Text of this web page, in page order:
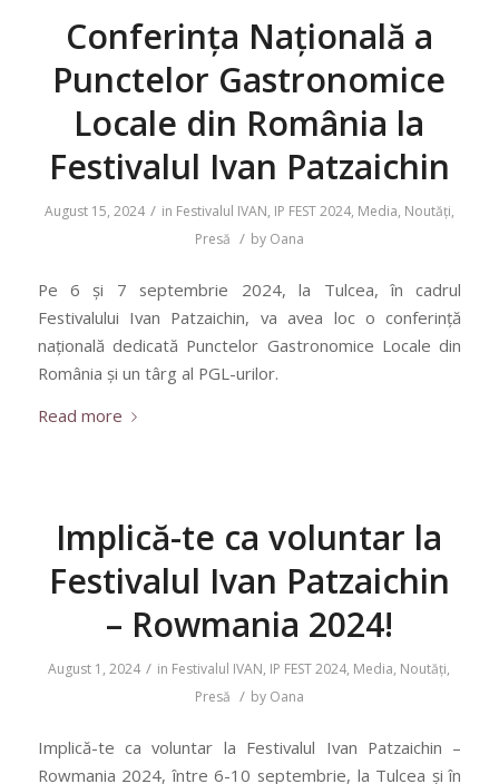
Conferința Națională a
Punctelor Gastronomice
Locale din România la
Festivalul Ivan Patzaichin
August 15, 2024 / in Festivalul IVAN, IP FEST 2024, Media, Noutăți,
Presă / by Oana
Pe 6 și 7 septembrie 2024, la Tulcea, în cadrul
Festivalului Ivan Patzaichin, va avea loc o conferință
națională dedicată Punctelor Gastronomice Locale din
România și un târg al PGL-urilor.
Read more
Implică-te ca voluntar la
Festivalul Ivan Patzaichin
– Rowmania 2024!
August 1, 2024 / in Festivalul IVAN, IP FEST 2024, Media, Noutăți,
Presă / by Oana
Implică-te ca voluntar la Festivalul Ivan Patzaichin –
Rowmania 2024, între 6-10 septembrie, la Tulcea și în